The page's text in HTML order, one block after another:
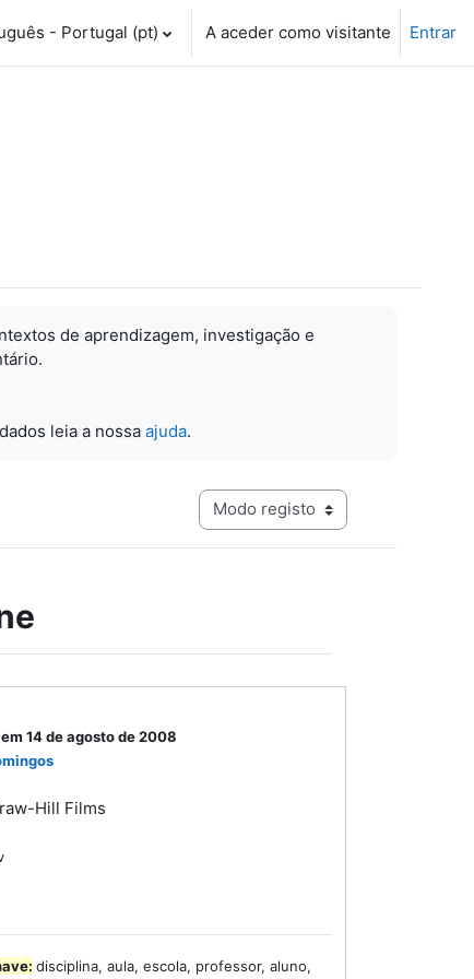
- Portugal ‎(pt)‎ A aceder como visitante Entrar
de aprendizagem, investigação e
leia a nossa ajuda.
Navegação terciária do modo de visualização
14 de agosto de 2008
Hill Films
disciplina, aula, escola, professor, aluno,